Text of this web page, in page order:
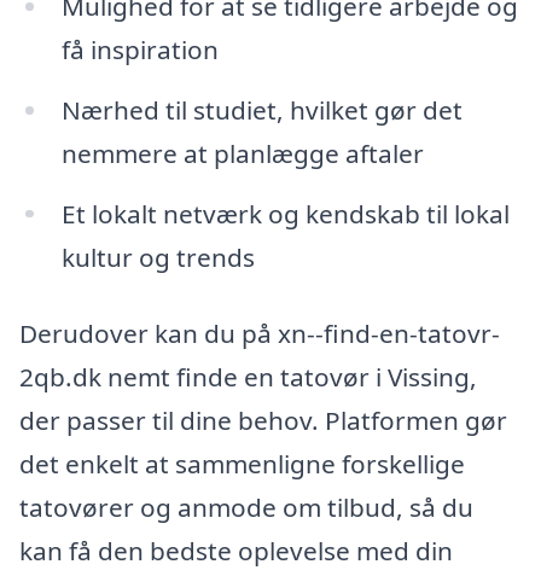
få inspiration
Nærhed til studiet, hvilket gør det
nemmere at planlægge aftaler
Et lokalt netværk og kendskab til lokal
kultur og trends
Derudover kan du på xn--find-en-tatovr-
2qb.dk nemt finde en tatovør i Vissing,
der passer til dine behov. Platformen gør
det enkelt at sammenligne forskellige
tatovører og anmode om tilbud, så du
kan få den bedste oplevelse med din